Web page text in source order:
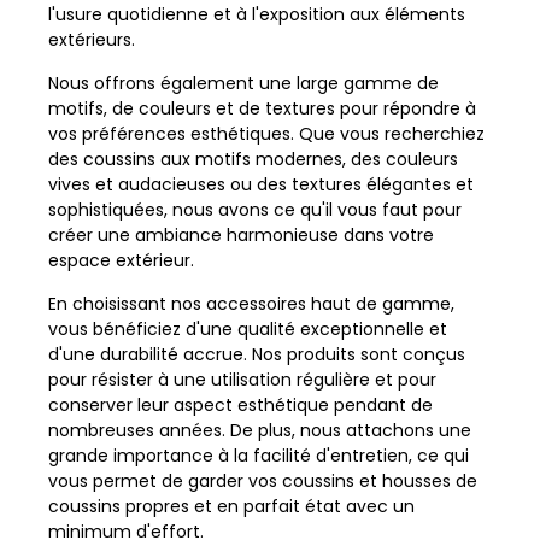
l'usure quotidienne et à l'exposition aux éléments
extérieurs.
Nous offrons également une large gamme de
motifs, de couleurs et de textures pour répondre à
vos préférences esthétiques. Que vous recherchiez
des coussins aux motifs modernes, des couleurs
vives et audacieuses ou des textures élégantes et
sophistiquées, nous avons ce qu'il vous faut pour
créer une ambiance harmonieuse dans votre
espace extérieur.
En choisissant nos accessoires haut de gamme,
vous bénéficiez d'une qualité exceptionnelle et
d'une durabilité accrue. Nos produits sont conçus
pour résister à une utilisation régulière et pour
conserver leur aspect esthétique pendant de
nombreuses années. De plus, nous attachons une
grande importance à la facilité d'entretien, ce qui
vous permet de garder vos coussins et housses de
coussins propres et en parfait état avec un
minimum d'effort.